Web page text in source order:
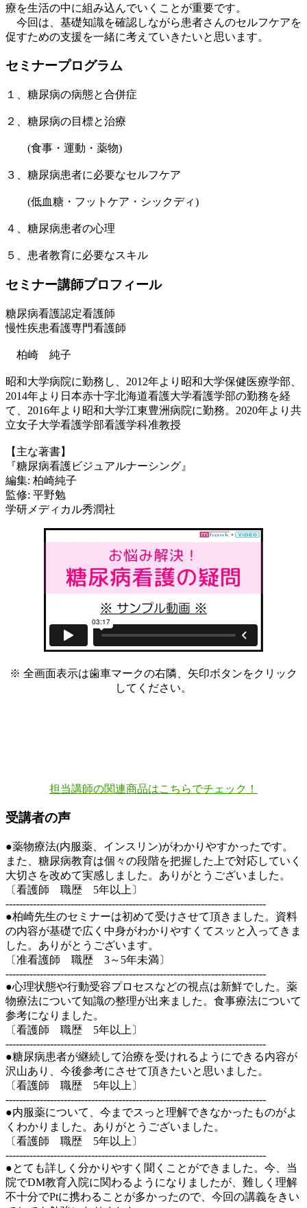
療を生活の中に組み込んでいくことが重要です。
今回は、基礎知識を確認しながら患者さんのセルフケアを
促すための支援を一緒に考えていきたいと思います。
セミナープログラム
１、糖尿病の病態と合併症
２、糖尿病の目標と治療
(食事・運動・薬物)
３、糖尿病患者に必要なセルフケア
(低血糖・フットケア・シックディ)
４、糖尿病患者の心理
５、患者教育に必要なスキル
セミナー講師プロフィール
糖尿病看護認定看護師
慢性疾患看護専門看護師
柏崎 純子
昭和大学病院に勤務し、2012年より昭和大学保健医療学部、
2014年より日本赤十字北海道看護大学看護学部の勤務を経
て、2016年より昭和大学江東豊洲病院に勤務。2020年より共
立女子大学看護学部看護学科准教授
【主な著書】
『糖尿病看護ビジュアルナーシング』
編集: 柏崎純子
監修: 平野勉
学研メディカル秀潤社
※ 全画面表示は歯車マークの右隣、矢印ボタンをクリック
してください。
担当講師の関連商品はこちらでチェック！
受講者の声
●薬物療法(内服薬、インスリン)がわかりやすかったです。
また、糖尿病教育は個々の段階を把握した上で対応していく
大切さを改めて実感しました。ありがとうございました。
〔看護師 職歴 5年以上〕
----------------------------------------------------------------------------
●柏崎先生のセミナーは初めて受けさせて頂きました。資料
の内容が基礎で広く中身がわかりやすくてスッと入ってきま
した。ありがとうございます。
〔准看護師 職歴 3～5年未満〕
----------------------------------------------------------------------------
●心理状態や行動受容プロセスなどの視点は新鮮でした。薬
物療法について知識の整理が出来ました。食事療法について
参考になりました。
〔看護師 職歴 5年以上〕
----------------------------------------------------------------------------
●糖尿病患者が継続して治療を受けれるようにできる内容が
沢山あり、今後参考にさせて頂きたいと思いました。
〔看護師 職歴 5年以上〕
----------------------------------------------------------------------------
●内服薬について、今までスっと理解できなかったものがよ
くわかりました。ありがとうございました。
〔看護師 職歴 5年以上〕
----------------------------------------------------------------------------
●とても詳しく分かりやすく聞くことができました。今、当
院でDM教育入院に関わるようになりましたが、難しく理解
不十分でPtに携わることが多かったので、今回の講義をきい